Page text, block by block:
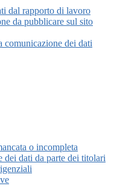
dal rapporto di lavoro
da pubblicare sul sito
comunicazione dei dati
o incompleta
dei dati da parte dei titolari